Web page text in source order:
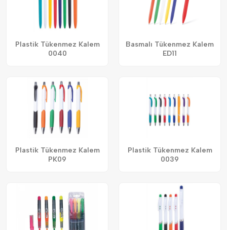
Plastik Tükenmez Kalem
0040
Basmalı Tükenmez Kalem
ED11
Plastik Tükenmez Kalem
PK09
Plastik Tükenmez Kalem
0039